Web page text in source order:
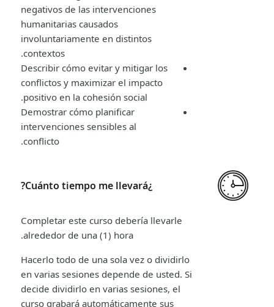
negativos de las intervenciones
humanitarias causados
involuntariamente en distintos
contextos.
Describir cómo evitar y mitigar los
conflictos y maximizar el impacto
positivo en la cohesión social.
Demostrar cómo planificar
intervenciones sensibles al
conflicto.
¿Cuánto tiempo me llevará?
Completar este curso debería llevarle
alrededor de una (1) hora.
Hacerlo todo de una sola vez o dividirlo
en varias sesiones depende de usted. Si
decide dividirlo en varias sesiones, el
curso grabará automáticamente sus